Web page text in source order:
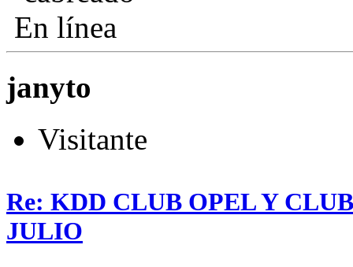
En línea
janyto
Visitante
Re: KDD CLUB OPEL Y
JULIO